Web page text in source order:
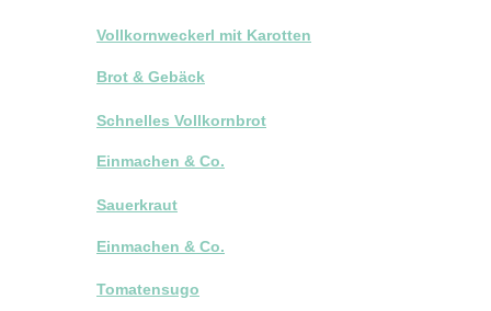
Vollkornweckerl mit Karotten
Brot & Gebäck
Schnelles Vollkornbrot
Einmachen & Co.
Sauerkraut
Einmachen & Co.
Tomatensugo